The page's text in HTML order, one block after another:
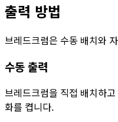
출력 방법
브레드크럼은 수동 배치와
수동 출력
브레드크럼을 직접 배치하고
화를 켭니다.